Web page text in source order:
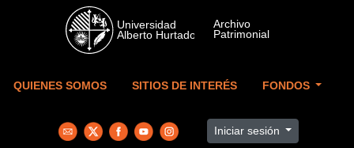
Skip to main content
QUIENES SOMOS SITIOS DE INTERÉS FONDOS
Iniciar sesión